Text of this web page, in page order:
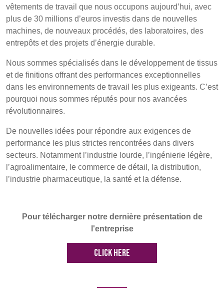
vêtements de travail que nous occupons aujourd’hui, avec
plus de 30 millions d’euros investis dans de nouvelles
machines, de nouveaux procédés, des laboratoires, des
entrepôts et des projets d’énergie durable.
Nous sommes spécialisés dans le développement de tissus
et de finitions offrant des performances exceptionnelles
dans les environnements de travail les plus exigeants. C’est
pourquoi nous sommes réputés pour nos avancées
révolutionnaires.
De nouvelles idées pour répondre aux exigences de
performance les plus strictes rencontrées dans divers
secteurs. Notamment l’industrie lourde, l’ingénierie légère,
l’agroalimentaire, le commerce de détail, la distribution,
l’industrie pharmaceutique, la santé et la défense.
Pour télécharger notre dernière présentation de
l'entreprise
CLICK HERE